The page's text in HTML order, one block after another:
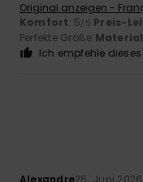
Original anzeigen -
Komfort: 5/5 Preis-
Perfekte Größe Material
Ich empfehle